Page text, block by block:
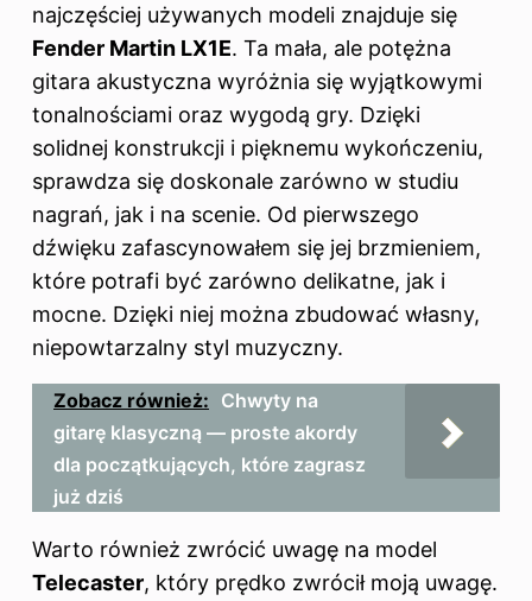
najczęściej używanych modeli znajduje się
Fender Martin LX1E. Ta mała, ale potężna
gitara akustyczna wyróżnia się wyjątkowymi
tonalnościami oraz wygodą gry. Dzięki
solidnej konstrukcji i pięknemu wykończeniu,
sprawdza się doskonale zarówno w studiu
nagrań, jak i na scenie. Od pierwszego
dźwięku zafascynowałem się jej brzmieniem,
które potrafi być zarówno delikatne, jak i
mocne. Dzięki niej można zbudować własny,
niepowtarzalny styl muzyczny.
Zobacz również: Chwyty na
gitarę klasyczną — proste akordy
dla początkujących, które zagrasz
już dziś
Warto również zwrócić uwagę na model
Telecaster, który prędko zwrócił moją uwagę.